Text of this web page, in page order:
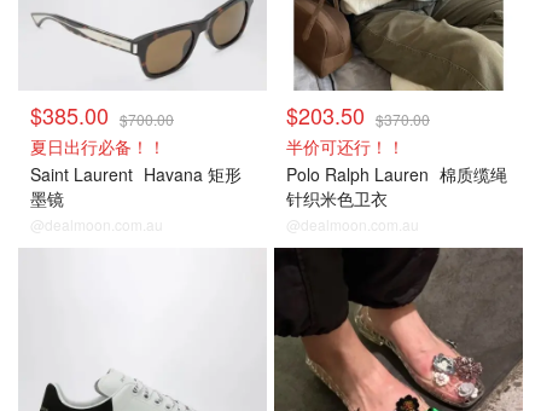
$385.00 $700.00
夏日出行必备！！
Saint Laurent Havana 矩形
墨镜
@dealmoon.com.au
$203.50 $370.00
半价可还行！！
Polo Ralph Lauren 棉质缆绳
针织米色卫衣
@dealmoon.com.au